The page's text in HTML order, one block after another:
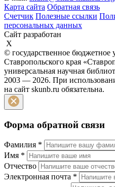
Карта сайта Обратная связь
Счетчик Полезные ссылки
персональных данных
Сайт разработан
X
© государственное бюджетное
Ставропольского края
универсальная научная
2003 — 2026. При
на сайт skunb.ru обязательна.
Форма обратной связи
Фамилия *
Имя *
Отчество
Электронная почта *